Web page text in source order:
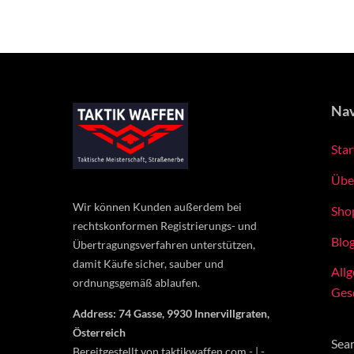
Wir können Kunden außerdem bei
rechtskonformen Registrierungs- und
Übertragungsverfahren unterstützen,
damit Käufe sicher, sauber und
ordnungsgemäß ablaufen.
Address: 74 Gasse, 9930 Innervillgraten,
Österreich
Bereitgestellt von taktikwaffen.com - | -